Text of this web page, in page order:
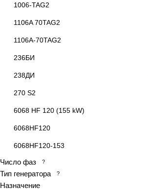
1006-TAG2
1106A 70TAG2
1106A-70TAG2
236БИ
238ДИ
270 S2
6068 HF 120 (155 kW)
6068HF120
6068HF120-153
6068HF158
Число фаз ?
Тип генератора ?
Назначение